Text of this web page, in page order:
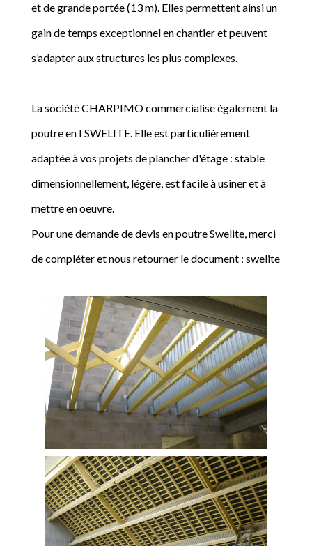
et de grande portée (13 m). Elles permettent ainsi un
gain de temps exceptionnel en chantier et peuvent
s’adapter aux structures les plus complexes.
La société CHARPIMO commercialise également la
poutre en I SWELITE. Elle est particulièrement
adaptée à vos projets de plancher d'étage : stable
dimensionnellement, légère, est facile à usiner et à
mettre en oeuvre.
Pour une demande de devis en poutre Swelite, merci
de compléter et nous retourner le document : swelite